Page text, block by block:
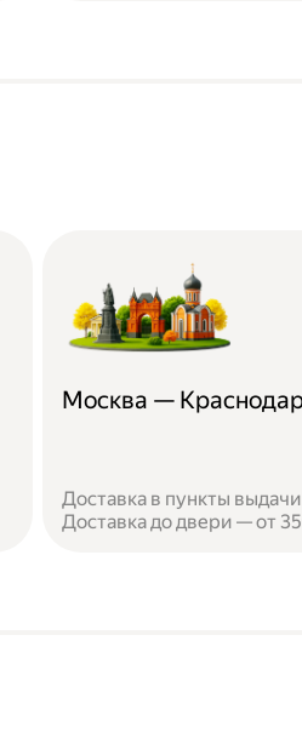
Москва —
Доставка в пункты
Доставка до двери — от